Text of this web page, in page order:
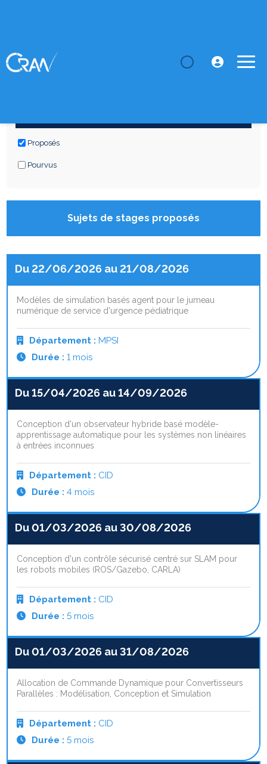
STAGES
Proposés
Pourvus
Sujets de stages proposés
Du 22/06/2026 au 21/08/2026
Modèles de simulation basés agent pour le jumeau
numérique de service d'urgence pédiatrique
Département : MPSI
Durée : 1 mois
Du 15/04/2026 au 14/09/2026
Conception d'un observateur hybride basé modèle-
apprentissage automatique pour les systèmes non linéaires
à entrées inconnues
Département : CID
Durée : 4 mois
Du 01/03/2026 au 30/08/2026
Conception d'un contrôle sécurisé centré sur SLAM pour
les robots mobiles (ROS/Gazebo, CARLA)
Département : CID
Durée : 5 mois
Du 01/03/2026 au 31/08/2026
Allocation de Commande Dynamique pour Convertisseurs
Parallèles : Modélisation, Conception et Simulation
Département : CID
Durée : 5 mois